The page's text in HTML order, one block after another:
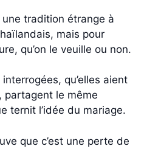
tradition étrange à
mais pour
qu’on le veuille ou non.
qu’elles aient
partagent le même
ternit l’idée du mariage.
que c’est une perte de